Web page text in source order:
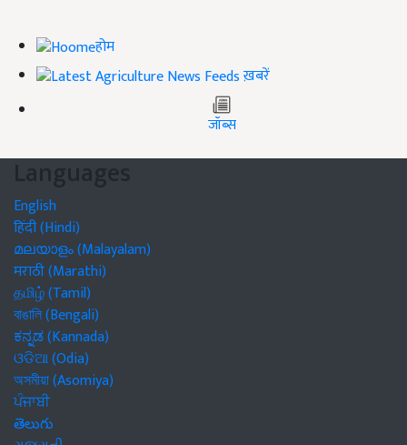
होम
ख़बरें
जॉब्स
Languages
English
हिंदी (Hindi)
മലയാളം (Malayalam)
मराठी (Marathi)
தமிழ் (Tamil)
বাঙালি (Bengali)
ಕನ್ನಡ (Kannada)
ଓଡିଆ (Odia)
অসমীয়া (Asomiya)
ਪੰਜਾਬੀ
తెలుగు